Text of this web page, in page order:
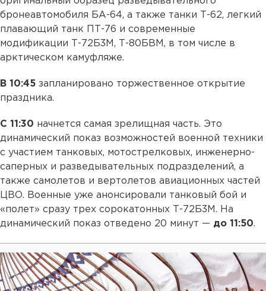
бронеавтомобиля БА-64, а также танки Т-62, легкий
плавающий танк ПТ-76 и современные
модификации Т-72Б3М, Т-80БВМ, в том числе в
арктическом камуфляже.
В 10:45 запланировано торжественное открытие
праздника.
С 11:30 начнется самая зрелищная часть. Это
динамический показ возможностей военной техники
с участием танковых, мотострелковых, инженерно-
саперных и разведывательных подразделений, а
также самолетов и вертолетов авиационных частей
ЦВО. Военные уже анонсировали танковый бой и
«полет» сразу трех сорокатонных Т-72Б3М. На
динамический показ отведено 20 минут — до 11:50.